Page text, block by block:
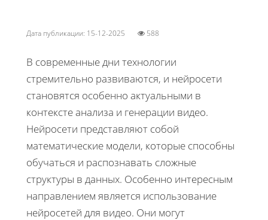
Дата публикации: 15-12-2025 588
В современные дни технологии
стремительно развиваются, и нейросети
становятся особенно актуальными в
контексте анализа и генерации видео.
Нейросети представляют собой
математические модели, которые способны
обучаться и распознавать сложные
структуры в данных. Особенно интересным
направлением является использование
нейросетей для видео. Они могут